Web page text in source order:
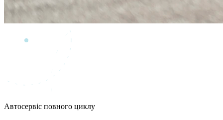
Автосервіс повного циклу